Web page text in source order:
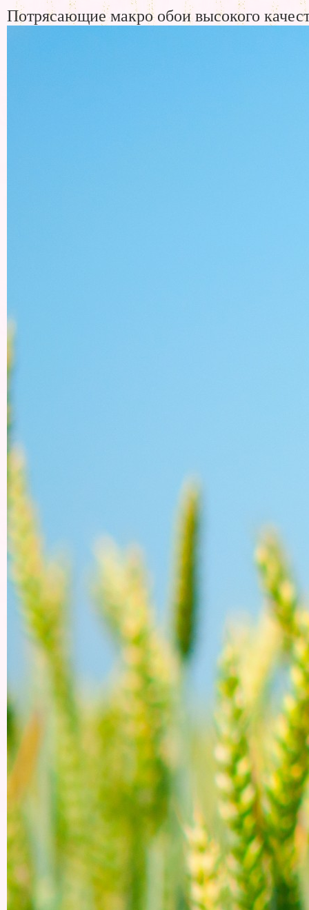
Потрясающие макро обои высокого